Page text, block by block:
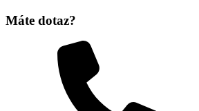
Máte dotaz?